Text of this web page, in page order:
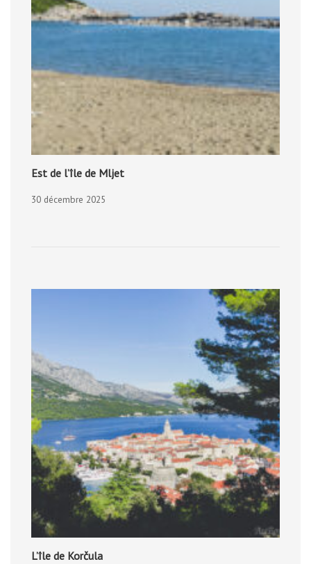
Est de l’île de Mljet
30 décembre 2025
L’île de Korčula